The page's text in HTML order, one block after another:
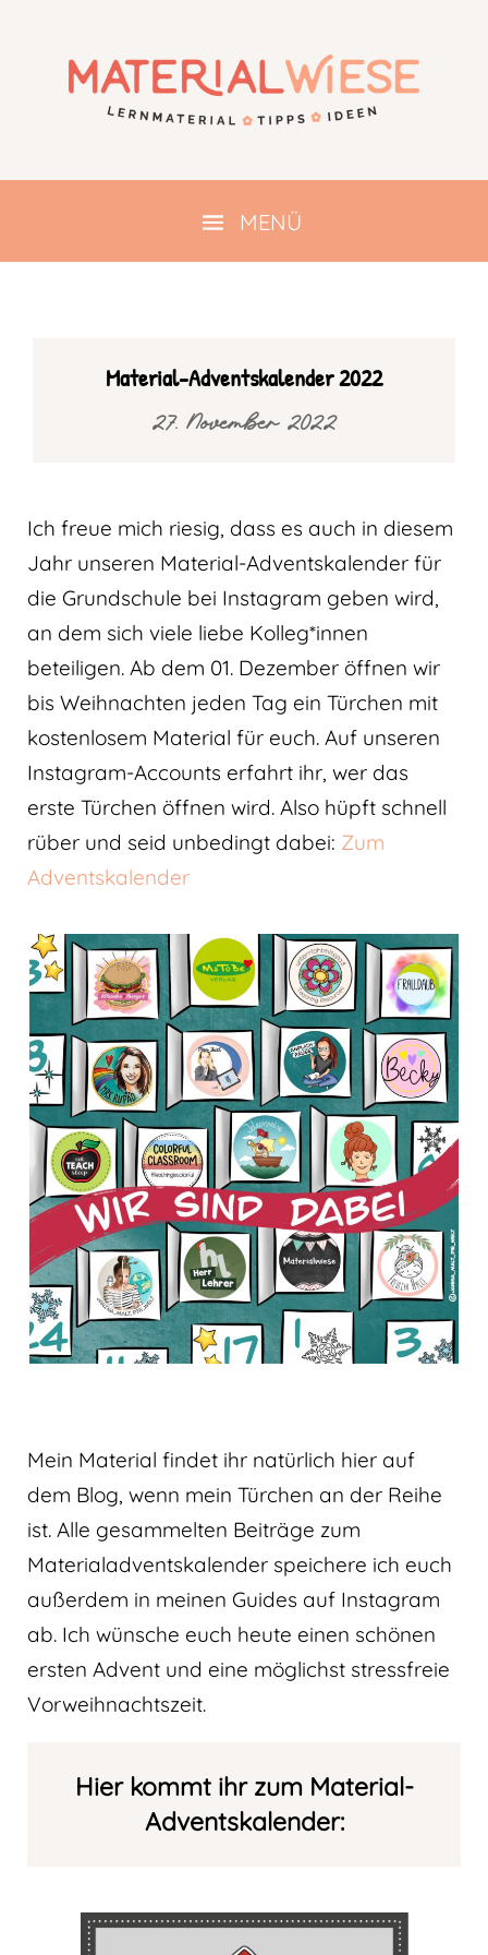
Material-Adventskalender 2022
27. November 2022
Ich freue mich riesig, dass es auch in diesem
Jahr unseren Material-Adventskalender für
die Grundschule bei Instagram geben wird,
an dem sich viele liebe Kolleg*innen
beteiligen. Ab dem 01. Dezember öffnen wir
bis Weihnachten jeden Tag ein Türchen mit
kostenlosem Material für euch. Auf unseren
Instagram-Accounts erfahrt ihr, wer das
erste Türchen öffnen wird. Also hüpft schnell
rüber und seid unbedingt dabei: Zum
Adventskalender
Mein Material findet ihr natürlich hier auf
dem Blog, wenn mein Türchen an der Reihe
ist. Alle gesammelten Beiträge zum
Materialadventskalender speichere ich euch
außerdem in meinen Guides auf Instagram
ab. Ich wünsche euch heute einen schönen
ersten Advent und eine möglichst stressfreie
Vorweihnachtszeit.
Hier kommt ihr zum Material-
Adventskalender: